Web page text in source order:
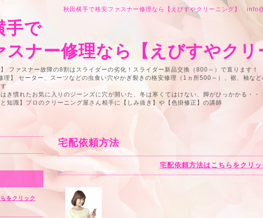
秋田横手で格安ファスナー修理なら【えびすやクリーニング】
手で
スナー修理なら【えびすやクリ
】 ファスナー故障の8割はスライダーの劣化！スライダー新品交換（800～）で直ります！
理】 セーター、スーツなどの虫食い穴やかぎ裂きの格安修理（1ヵ所500～）、裾、袖な
き慣れたお気に入りのジーンズに穴が開いた、冬は寒くてはけない、脚がひっかかる・
と知識】プロのクリーニング屋さん相手に【しみ抜き】や【色掛修正】の講師
宅配依頼方法
宅配依頼方法はこちらをクリッ
をクリック